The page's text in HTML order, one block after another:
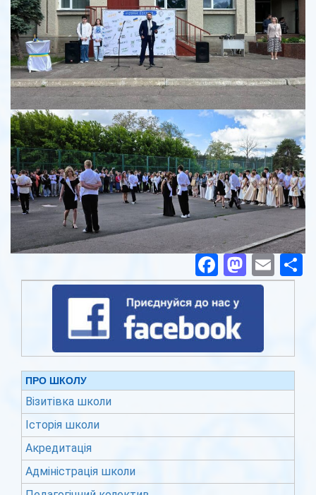
Facebook
ПРО ШКОЛУ
Візитівка школи
Історія школи
Акредитація
Адміністрація школи